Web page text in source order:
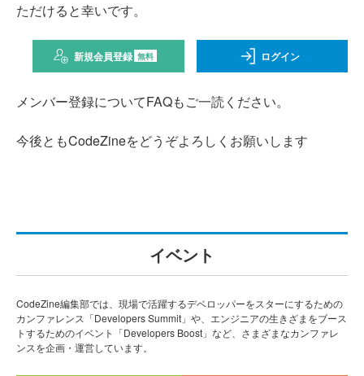
ただけると幸いです。
新規会員登録 無料 ログイン
メンバー登録についてFAQもご一読ください。
今後ともCodeZineをどうぞよろしくお願いします
イベント
CodeZine編集部では、現場で活躍するデベロッパーをスターにするための
カンファレンス「Developers Summit」や、エンジニアの生きざまをブース
トするためのイベント「Developers Boost」など、さまざまなカンファレ
ンスを企画・運営しています。